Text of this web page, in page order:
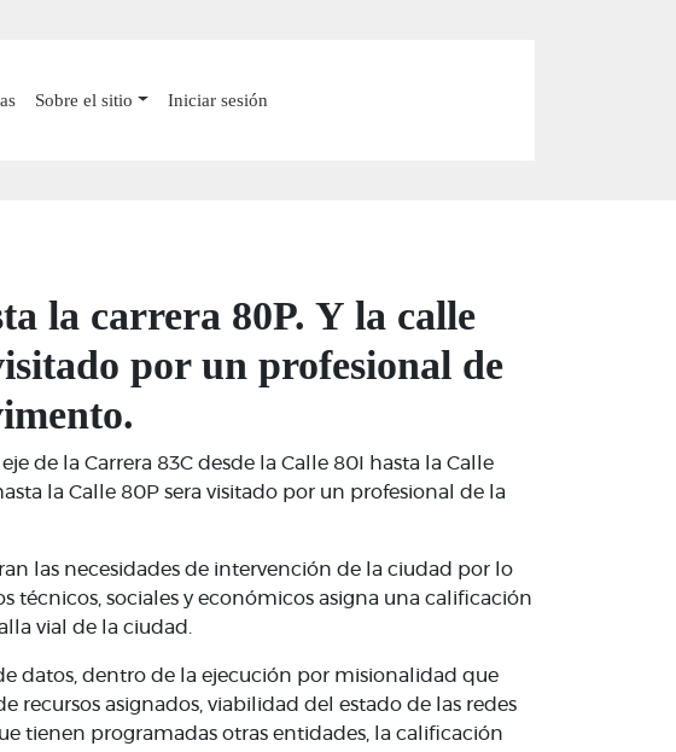
Sobre el sitio Iniciar sesión
la carrera 80P. Y la calle
por un profesional de
de la Carrera 83C desde la Calle 80I hasta la Calle
la Calle 80P sera visitado por un profesional de la
las necesidades de intervención de la ciudad por lo
sociales y económicos asigna una calificación
vial de la ciudad.
datos, dentro de la ejecución por misionalidad que
asignados, viabilidad del estado de las redes
tienen programadas otras entidades, la calificación